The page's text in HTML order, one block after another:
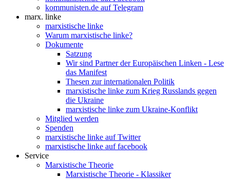
kommunisten.de auf Telegram
marx. linke
marxistische linke
Warum marxistische linke?
Dokumente
Satzung
Wir sind Partner der Europäischen Linken - Lese
das Manifest
Thesen zur internationalen Politik
marxistische linke zum Krieg Russlands gegen
die Ukraine
marxistische linke zum Ukraine-Konflikt
Mitglied werden
Spenden
marxistische linke auf Twitter
marxistische linke auf facebook
Service
Marxistische Theorie
Marxistische Theorie - Klassiker